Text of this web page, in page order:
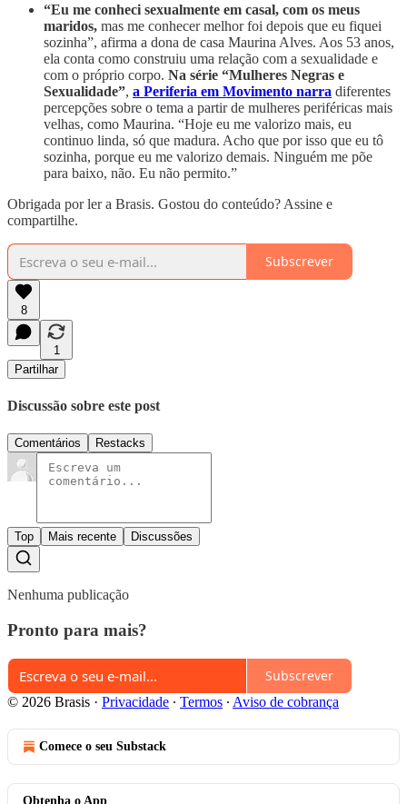
“Eu me conheci sexualmente em casal, com os meus
maridos, mas me conhecer melhor foi depois que eu fiquei
sozinha”, afirma a dona de casa Maurina Alves. Aos 53 anos,
ela conta como construiu uma relação com a sexualidade e
com o próprio corpo. Na série “Mulheres Negras e
Sexualidade”, a Periferia em Movimento narra diferentes
percepções sobre o tema a partir de mulheres periféricas mais
velhas, como Maurina. “Hoje eu me valorizo mais, eu
continuo linda, só que madura. Acho que por isso que eu tô
sozinha, porque eu me valorizo demais. Ninguém me põe
para baixo, não. Eu não permito.”
Obrigada por ler a Brasis. Gostou do conteúdo? Assine e
compartilhe.
Subscrever
8
1
Partilhar
Discussão sobre este post
Comentários Restacks
Top Mais recente Discussões
Nenhuma publicação
Pronto para mais?
Subscrever
© 2026 Brasis · Privacidade ∙ Termos ∙ Aviso de cobrança
Comece o seu Substack
Obtenha o App